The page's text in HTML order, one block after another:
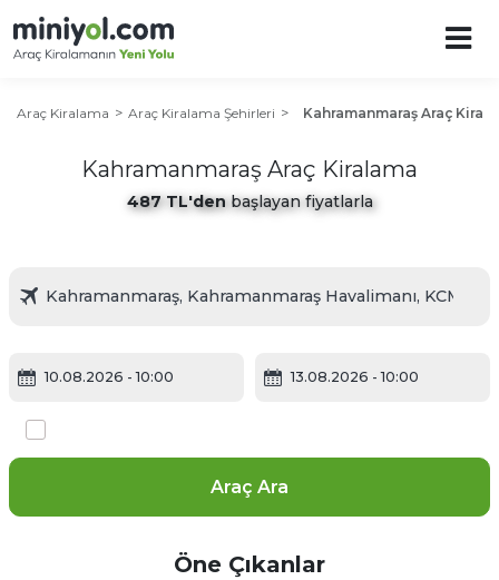
Araç Kiralama Araç Kiralama Şehirleri Kahramanmaraş Araç
Kahramanmaraş Araç Kiralama
487 TL'denbaşlayan fiyatlarla
10.08.2026 - 10:00 13.08.2026 - 10:00
Araç Ara
Öne Çıkanlar